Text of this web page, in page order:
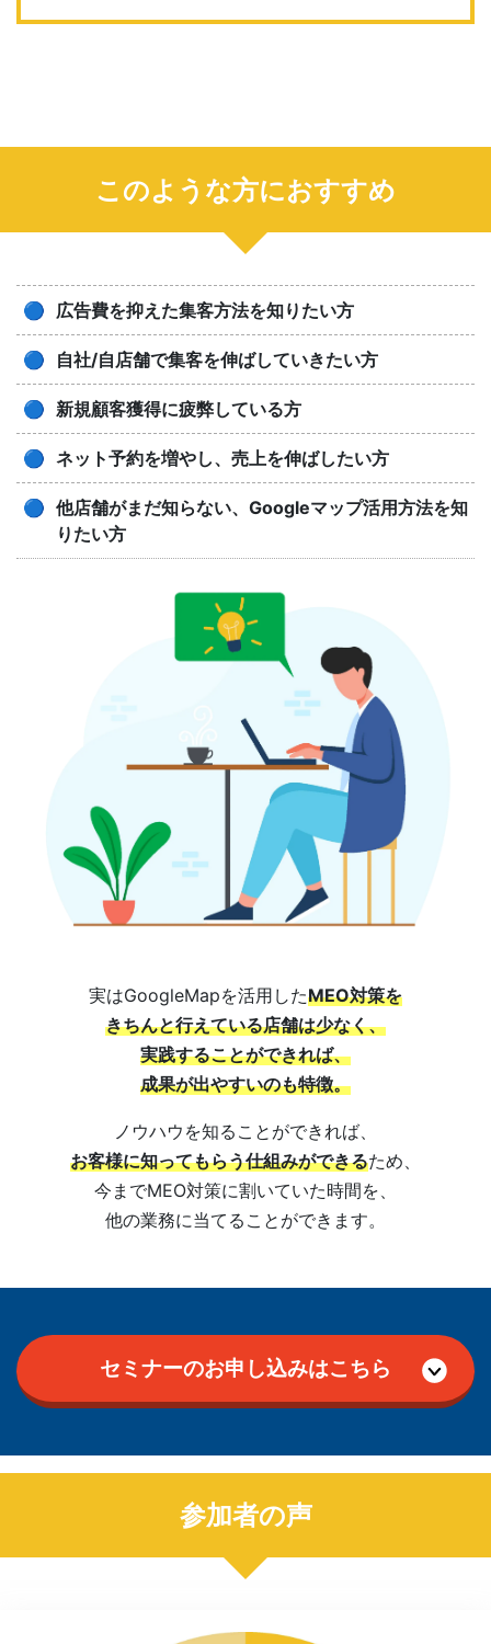
このような方におすすめ
広告費を抑えた集客方法を知りたい方
自社/自店舗で集客を伸ばしていきたい方
新規顧客獲得に疲弊している方
ネット予約を増やし、売上を伸ばしたい方
他店舗がまだ知らない、Googleマップ活用方法を知
りたい方
実はGoogleMapを活用したMEO対策を
きちんと行えている店舗は少なく、
実践することができれば、
成果が出やすいのも特徴。
ノウハウを知ることができれば、
お客様に知ってもらう仕組みができるため、
今までMEO対策に割いていた時間を、
他の業務に当てることができます。
セミナーのお申し込みはこちら
参加者の声